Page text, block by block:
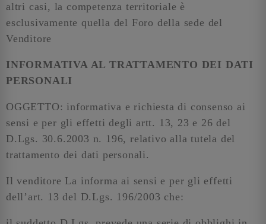
altri casi, la competenza territoriale è
esclusivamente quella del Foro della sede del
Venditore
INFORMATIVA AL TRATTAMENTO DEI DATI
PERSONALI
OGGETTO: informativa e richiesta di consenso ai
sensi e per gli effetti degli artt. 13, 23 e 26 del
D.Lgs. 30.6.2003 n. 196, relativo alla tutela del
trattamento dei dati personali.
Il venditore La informa ai sensi e per gli effetti
dell’art. 13 del D.Lgs. 196/2003 che: